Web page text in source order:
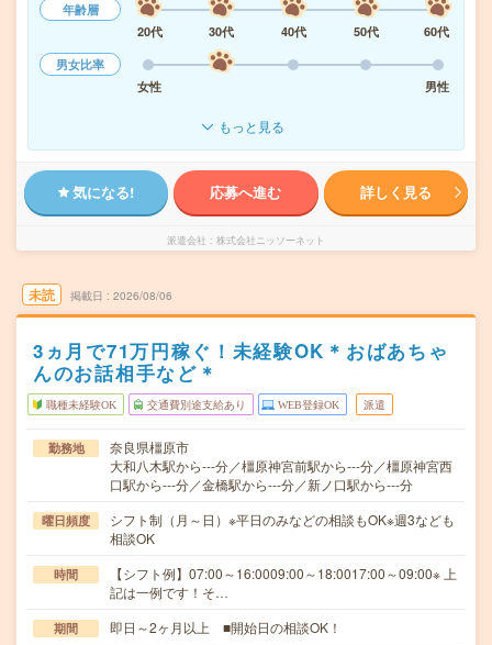
年齢層
20代
30代 40代 50代
60代
男女比率
女性
男性
もっと見る
気になる! 応募へ進む 詳しく見る
派遣会社 株式会社ニッソーネット
未読 掲載日 2026/08/06
3ヵ月で71万円稼ぐ！未経験OK＊おばあちゃ
んのお話相手など＊
職種未経験OK 交通費別途支給あり WEB登録OK 派遣
勤務地
奈良県橿原市
大和八木駅から---分／橿原神宮前駅から---分／橿原神宮西
口駅から---分／金橋駅から---分／新ノ口駅から---分
曜日頻度
シフト制（月～日）※平日のみなどの相談もOK※週3なども
相談OK
時間
【シフト例】07:00～16:0009:00～18:0017:00～09:00※ 上
記は一例です！そ…
期間 即日～2ヶ月以上 ■開始日の相談OK！